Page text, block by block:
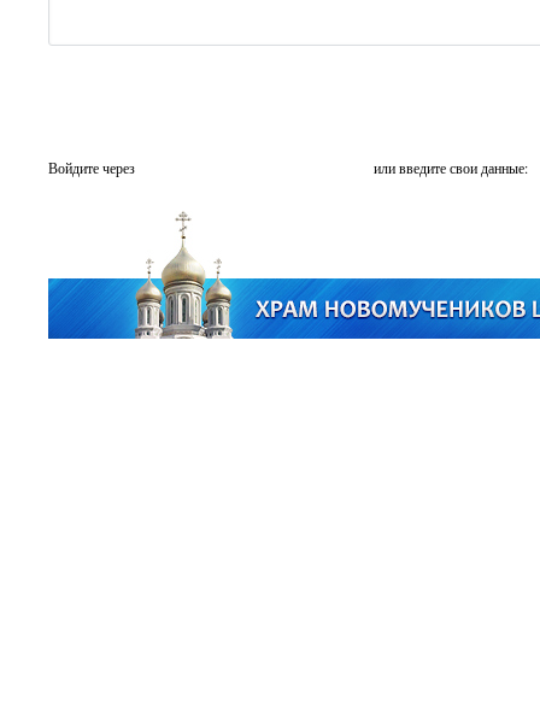
Войдите через или введите свои данные: